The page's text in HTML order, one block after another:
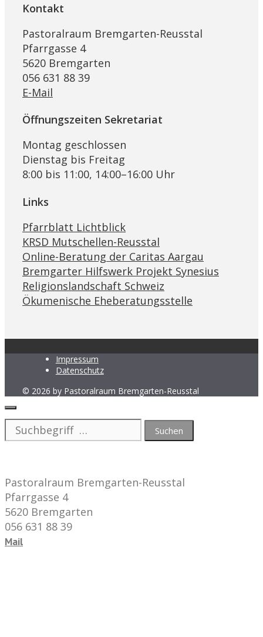
Kontakt
Pastoralraum Bremgarten-Reusstal
Pfarrgasse 4
5620 Bremgarten
056 631 88 39
E-Mail
Öffnungszeiten Sekretariat
Montag geschlossen
Dienstag bis Freitag
8:00 bis 11:00, 14:00–16:00 Uhr
Links
Pfarrblatt Lichtblick
KRSD Mutschellen-Reusstal
Online-Beratung der Caritas Aargau
Bremgarter Hilfswerk Projekt Synesius
Religionslandschaft Schweiz
Ökumenische Eheberatungsstelle
Impressum
Datenschutz
© 2026 by Pastoralraum Bremgarten-Reusstal
Suche
nach:
Pastoralraum Bremgarten-Reusstal
Pfarrgasse 4
5620 Bremgarten
056 631 88 39
Mail